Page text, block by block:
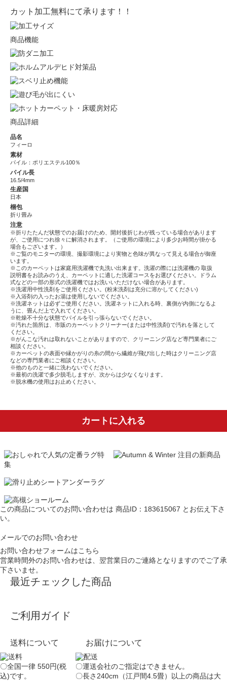
カット加工無料にて承ります！！
商品機能
商品詳細
品名
フィーロ
素材
パイル：ポリエステル100％
パイル長
16.5/4mm
生産国
日本
梱包
折り畳み
注意
※折りたたんだ状態でのお届けのため、開封後折じわが残っている場合があります
が、ご使用につれ徐々に解消されます。（ご使用の環境により多少お時間が掛かる
場合もございます。）
※ご覧のモニターの環境、撮影環境により実物と色味が異なって見える場合が御座
います。
※このカーペットは家庭用洗濯機で丸洗い出来ます。洗濯の際には洗濯機の 取扱
説明書をお読みのうえ、カーペットに適した洗濯コースをお選びください。ドラム
式などの一部の形式の洗濯機ではお洗いいただけない場合があります。
※洗濯用中性洗剤をご使用ください。(粉末洗剤は充分に溶かしてください)
※入浴剤の入ったお湯は使用しないでください。
※洗濯ネットは必ずご使用ください。洗濯ネットに入れる時、裏側が内側になるよ
うに、畳んだ上で入れてください。
※乾燥不十分な状態でパイルを引っ張らないでください。
※汚れた箇所は、市販のカーペットクリーナー(または中性洗剤)で汚れを落として
ください。
※がんこな汚れは取れないことがありますので、クリーニング店など専門業者にご
相談ください。
※カーペットの表面や縁かがりの糸の間から繊維が飛び出した時はクリーニング店
などの専門業者にご相談ください。
※他のものと一緒に洗わないでください。
※最初の洗濯で多少脱毛しますが、次からは少なくなります。
※脱水機の使用はお止めください。
カートに入れる
この商品についてのお問い合わせは 商品ID：183615067 とお伝え下さ
い。
メールでのお問い合わせ
お問い合わせフォームはこちら
営業時間外のお問い合わせは、翌営業日のご連絡となりますのでご了承
下さいませ。
最近チェックした商品
ご利用ガイド
送料について
〇全国一律 550円(税
込)です。
お届けについて
〇運送会社のご指定はできません。
〇長さ240cm（江戸間4.5畳）以上の商品は大